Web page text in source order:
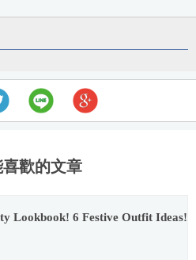
歡的文章
Lookbook! 6 Festive Outfit Ideas!